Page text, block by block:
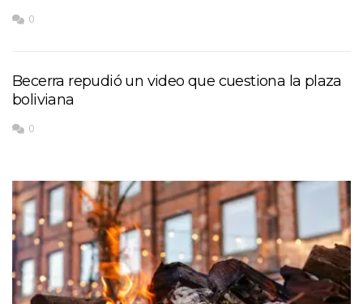
0
Becerra repudió un video que cuestiona la plaza
boliviana
0